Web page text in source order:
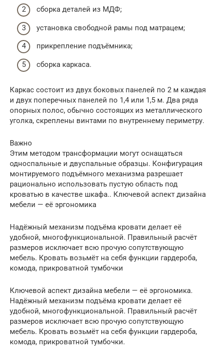
сборка деталей из МДФ;
установка свободной рамы под матрацем;
прикрепление подъёмника;
сборка каркаса.
Каркас состоит из двух боковых панелей по 2 м каждая
и двух поперечных панелей по 1,4 или 1,5 м. Два ряда
опорных полос, обычно состоящих из металлического
уголка, скреплены винтами по внутреннему периметру.
Важно
Этим методом трансформации могут оснащаться
односпальные и двуспальные образцы. Конфигурация
монтируемого подъёмного механизма разрешает
рационально использовать пустую область под
кроватью в качестве шкафа.. Ключевой аспект дизайна
мебели — её эргономика
Надёжный механизм подъёма кровати делает её
удобной, многофункциональной. Правильный расчёт
размеров исключает всю прочую сопутствующую
мебель. Кровать возьмёт на себя функции гардероба,
комода, прикроватной тумбочки
Ключевой аспект дизайна мебели — её эргономика.
Надёжный механизм подъёма кровати делает её
удобной, многофункциональной. Правильный расчёт
размеров исключает всю прочую сопутствующую
мебель. Кровать возьмёт на себя функции гардероба,
комода, прикроватной тумбочки.